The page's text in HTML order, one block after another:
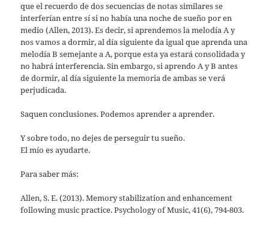
que el recuerdo de dos secuencias de notas similares se
interferían entre sí si no había una noche de sueño por en
medio (Allen, 2013). Es decir, si aprendemos la melodía A y
nos vamos a dormir, al día siguiente da igual que aprenda una
melodía B semejante a A, porque esta ya estará consolidada y
no habrá interferencia. Sin embargo, si aprendo A y B antes
de dormir, al día siguiente la memoria de ambas se verá
perjudicada.
Saquen conclusiones. Podemos aprender a aprender.
Y sobre todo, no dejes de perseguir tu sueño.
El mío es ayudarte.
Para saber más:
Allen, S. E. (2013). Memory stabilization and enhancement
following music practice. Psychology of Music, 41(6), 794-803.